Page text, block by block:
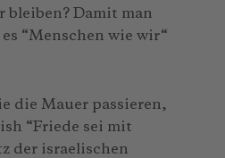
bleiben? Damit man
“Menschen wie wir“
die Mauer passieren,
“Friede sei mit
der israelischen